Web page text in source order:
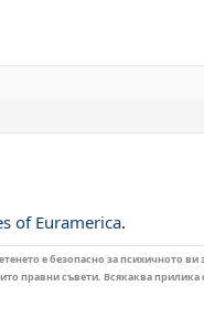
of Euramerica.
е безопасно за психичното ви
правни съвети. Всякаква